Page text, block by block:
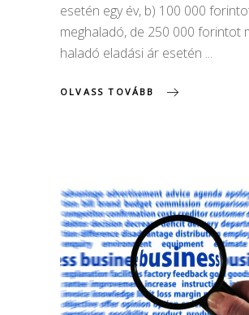
esetén egy év, b) 100 000
meghaladó, de 250 000 forintot
haladó eladási ár esetén
OLVASS TOVÁBB